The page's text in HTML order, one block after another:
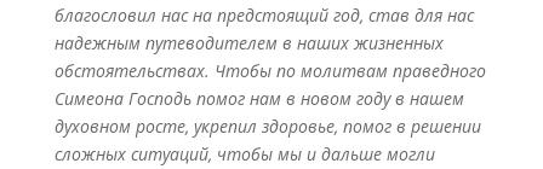
благословил нас на предстоящий год, став для нас
надежным путеводителем в наших жизненных
обстоятельствах. Чтобы по молитвам праведного
Симеона Господь помог нам в новом году в нашем
духовном росте, укрепил здоровье, помог в решении
сложных ситуаций, чтобы мы и дальше могли